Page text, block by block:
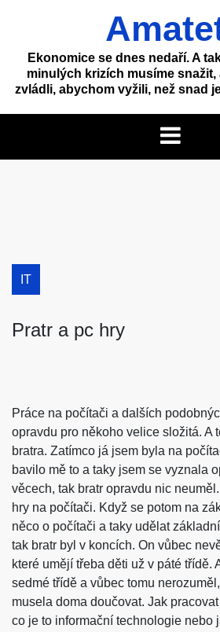
Ekonomice se dnes nedaří. A
minulých krizích musíme
zvládli, abychom vyžili, než snad
IT
Pratr a pc hry
Práce na počítači a dalších
opravdu pro někoho velice složitá. A
bratra. Zatímco já jsem byla na
bavilo mě to a taky jsem se vyznala
věcech, tak bratr opravdu nic
hry na počítači. Když se potom na
něco o počítači a taky udělat
tak bratr byl v koncích. On vůbec
které umějí třeba děti už v páté třídě.
sedmé třídě a vůbec tomu
musela doma doučovat. Jak
co je to informační technologie nebo